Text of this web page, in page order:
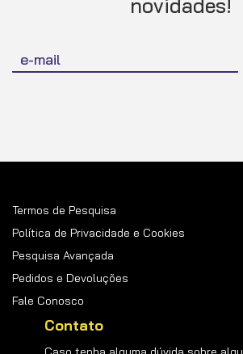
novidades!
se
na
Termos de Pesquisa
Política de Privacidade e Cookies
Pesquisa Avançada
Pedidos e Devoluções
Fale Conosco
Contato